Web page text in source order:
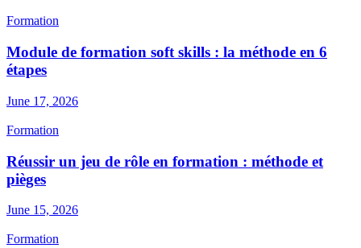
Formation
Module de formation soft skills : la méthode en 6
étapes
June 17, 2026
Formation
Réussir un jeu de rôle en formation : méthode et
pièges
June 15, 2026
Formation